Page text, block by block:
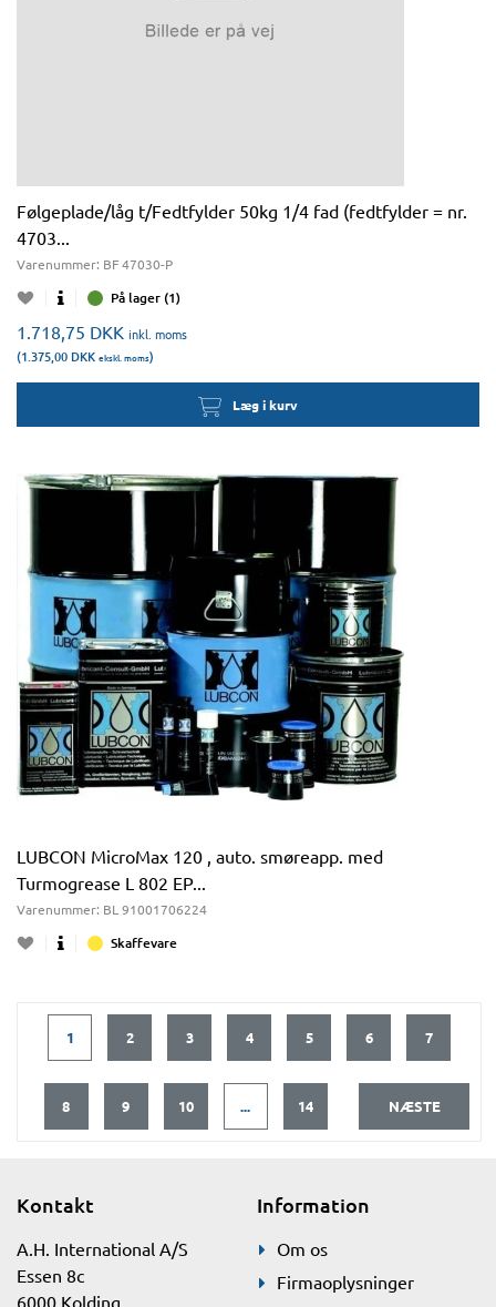
Følgeplade/låg t/Fedtfylder 50kg 1/4 fad (fedtfylder = nr.
4703...
Varenummer: BF 47030-P
På lager (1)
1.718,75 DKK inkl. moms
(1.375,00 DKK ekskl. moms)
Læg i kurv
LUBCON MicroMax 120 , auto. smøreapp. med
Turmogrease L 802 EP...
Varenummer: BL 91001706224
Skaffevare
1 2 3 4 5 6 7
8 9 10 ... 14 NÆSTE
Kontakt
A.H. International A/S
Essen 8c
6000 Kolding
Information
Om os
Firmaoplysninger